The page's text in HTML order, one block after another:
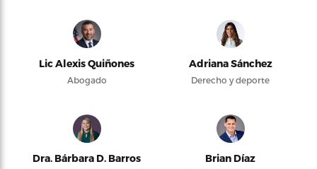
Lic Alexis Quiñones
Abogado
Adriana Sánchez
Derecho y deporte
Dra. Bárbara D. Barros Brian Díaz